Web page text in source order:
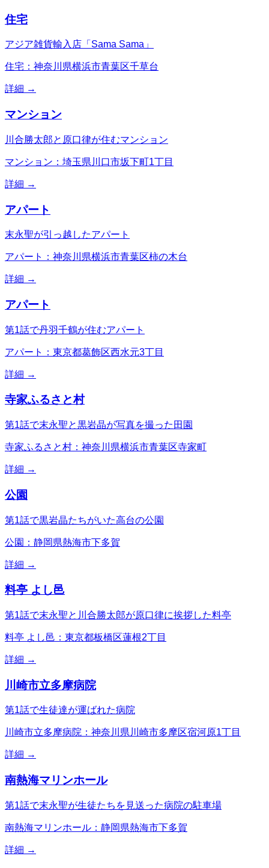
住宅
アジア雑貨輸入店「Sama Sama」
住宅：神奈川県横浜市青葉区千草台
詳細 →
マンション
川合勝太郎と原口律が住むマンション
マンション：埼玉県川口市坂下町1丁目
詳細 →
アパート
末永聖が引っ越したアパート
アパート：神奈川県横浜市青葉区柿の木台
詳細 →
アパート
第1話で丹羽千鶴が住むアパート
アパート：東京都葛飾区西水元3丁目
詳細 →
寺家ふるさと村
第1話で末永聖と黒岩晶が写真を撮った田園
寺家ふるさと村：神奈川県横浜市青葉区寺家町
詳細 →
公園
第1話で黒岩晶たちがいた高台の公園
公園：静岡県熱海市下多賀
詳細 →
料亭 よし邑
第1話で末永聖と川合勝太郎が原口律に挨拶した料亭
料亭 よし邑：東京都板橋区蓮根2丁目
詳細 →
川崎市立多摩病院
第1話で生徒達が運ばれた病院
川崎市立多摩病院：神奈川県川崎市多摩区宿河原1丁目
詳細 →
南熱海マリンホール
第1話で末永聖が生徒たちを見送った病院の駐車場
南熱海マリンホール：静岡県熱海市下多賀
詳細 →